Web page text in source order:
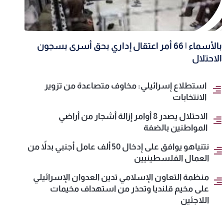
بالأسماء | 66 أمر اعتقال إداري بحق أسرى بسجون
الاحتلال
استطلاع إسرائيلي: مخاوف متصاعدة من تزوير
الانتخابات
الاحتلال يصدر 8 أوامر إزالة أشجار من أراضي
المواطنين بالضفة
نتنياهو يوافق على إدخال 50 ألف عامل أجنبي بدلاً من
العمال الفلسطينيين
منظمة التعاون الإسلامي تدين العدوان الإسرائيلي
على مخيم قلنديا وتحذر من استهداف مخيمات
اللاجئين